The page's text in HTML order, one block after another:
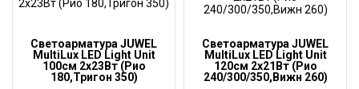
Светоарматура JUWEL
MultiLux LED Light Unit
100см 2х23Вт (Рио
180,Тригон 350)
Светоарматура JUWEL
MultiLux LED Light Unit
120см 2х21Вт (Рио
240/300/350,Вижн 260)